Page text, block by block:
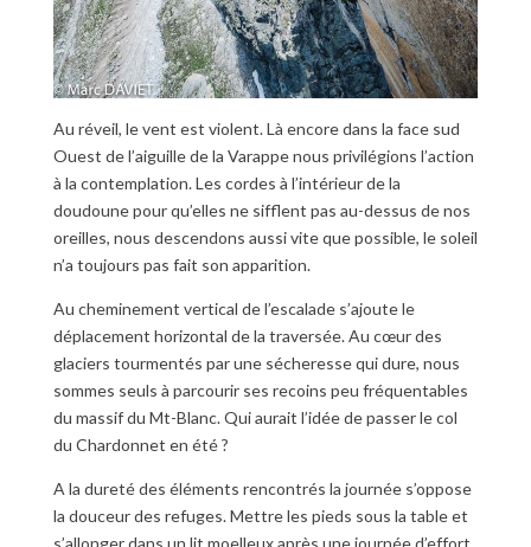
Au réveil, le vent est violent. Là encore dans la face sud
Ouest de l’aiguille de la Varappe nous privilégions l’action
à la contemplation. Les cordes à l’intérieur de la
doudoune pour qu’elles ne sifflent pas au-dessus de nos
oreilles, nous descendons aussi vite que possible, le soleil
n’a toujours pas fait son apparition.
Au cheminement vertical de l’escalade s’ajoute le
déplacement horizontal de la traversée. Au cœur des
glaciers tourmentés par une sécheresse qui dure, nous
sommes seuls à parcourir ses recoins peu fréquentables
du massif du Mt-Blanc. Qui aurait l’idée de passer le col
du Chardonnet en été ?
A la dureté des éléments rencontrés la journée s’oppose
la douceur des refuges. Mettre les pieds sous la table et
s’allonger dans un lit moelleux après une journée d’effort